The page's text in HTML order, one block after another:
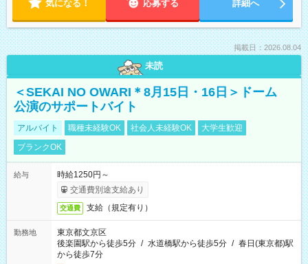
気になる！ 応募する 詳細へ
掲載日：2026.08.04
未読
＜SEKAI NO OWARI＊8月15日・16日＞ドーム
公演のサポートバイト
アルバイト 職種未経験OK 社会人未経験OK
大学生歓迎
ブランクOK
給与
時給1250円～
交通費別途支給あり
交通費 支給（規定有り）
勤務地
東京都文京区
後楽園駅から徒歩5分 / 水道橋駅から徒歩5分 / 春日(東京都)駅
から徒歩7分